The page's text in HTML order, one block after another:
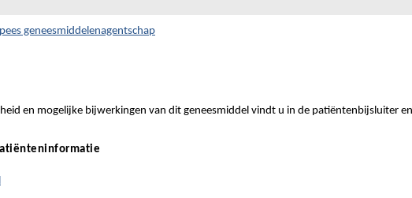
geneesmiddelenagentschap
en mogelijke bijwerkingen van dit geneesmiddel vindt u in de patiëntenbijsluiter en